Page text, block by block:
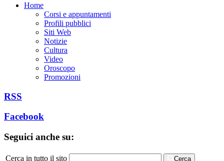
Home
Corsi e appuntamenti
Profili pubblici
Siti Web
Notizie
Cultura
Video
Oroscopo
Promozioni
RSS
Facebook
Seguici anche su:
Cerca in tutto il sito Cerca